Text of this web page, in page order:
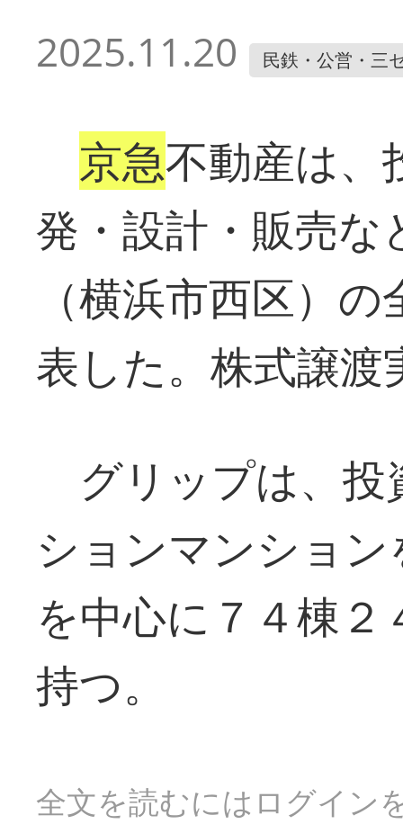
2025.11.20 民鉄・公営・三
京急不動産は、
発・設計・販売
（横浜市西区）
表した。株式譲
グリップは、投
ションマンショ
を中心に７４棟
持つ。
全文を読むにはログイン